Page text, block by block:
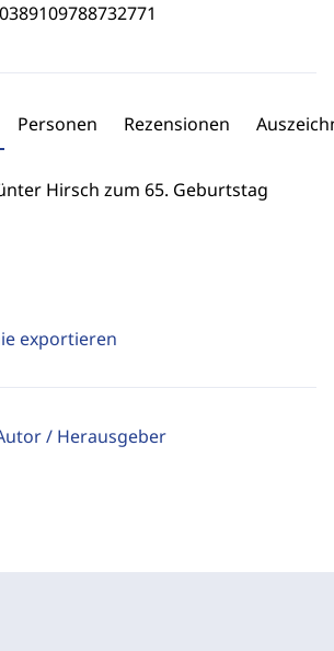
exportieren
/ Herausgeber
Personen Rezensionen
Hirsch zum 65. Geburtstag